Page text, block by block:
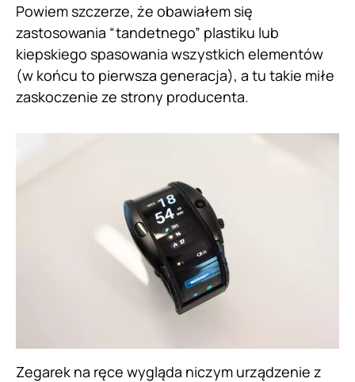
Powiem szczerze, że obawiałem się
zastosowania “tandetnego” plastiku lub
kiepskiego spasowania wszystkich elementów
(w końcu to pierwsza generacja), a tu takie miłe
zaskoczenie ze strony producenta.
Zegarek na ręce wygląda niczym urządzenie z